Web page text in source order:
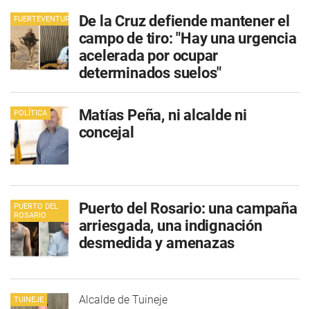
FUERTEVENTURA
De la Cruz defiende mantener el
campo de tiro: "Hay una urgencia
acelerada por ocupar
determinados suelos"
POLÍTICA
Matías Peña, ni alcalde ni
concejal
PUERTO DEL
ROSARIO
Puerto del Rosario: una campaña
arriesgada, una indignación
desmedida y amenazas
TUINEJE Alcalde de Tuineje